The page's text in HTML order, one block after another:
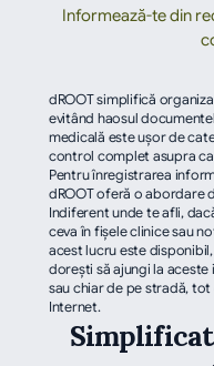
Informează-te din
dROOT simplifică
evitând haosul
medicală este ușor de
control complet asupra
Pentru înregistrarea
dROOT oferă o abordare
Indiferent unde te afli,
ceva în fişele clinice sau
acest lucru este
doreşti să ajungi la
sau chiar de pe stradă, tot
Internet.